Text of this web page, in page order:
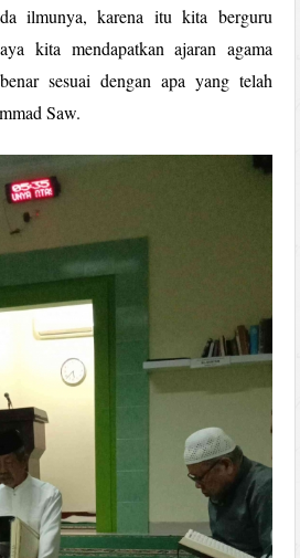
ilmunya, karena itu kita berguru
kita mendapatkan ajaran agama
sesuai dengan apa yang telah
Saw.